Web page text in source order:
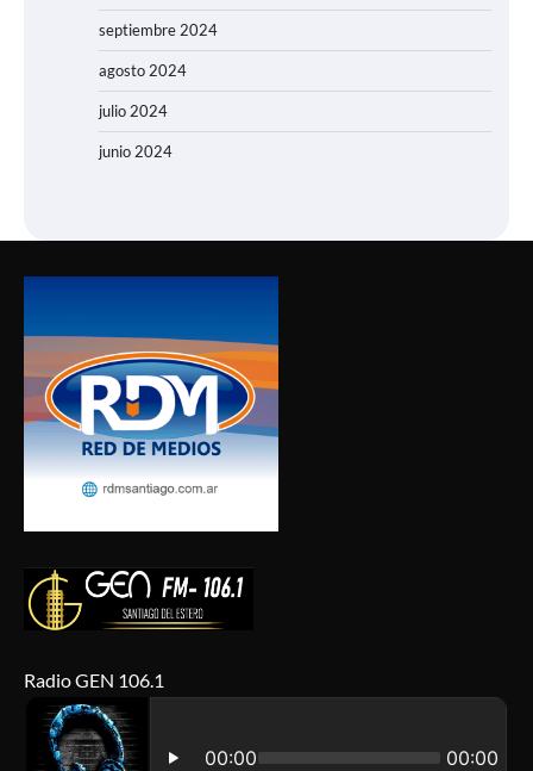
septiembre 2024
agosto 2024
julio 2024
junio 2024
Radio GEN 106.1